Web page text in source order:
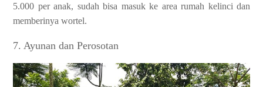
5.000 per anak, sudah bisa masuk ke area rumah kelinci dan
memberinya wortel.
7. Ayunan dan Perosotan